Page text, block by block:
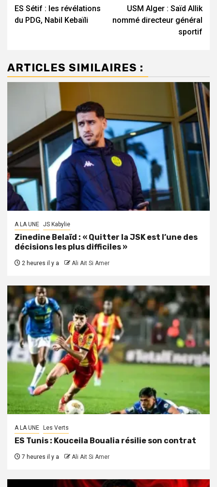
d’article
ES Sétif : les révélations
du PDG, Nabil Kebaïli
USM Alger : Saïd Allik
nommé directeur général
sportif
ARTICLES SIMILAIRES :
A LA UNE JS Kabylie
Zinedine Belaïd : « Quitter la JSK est l’une des
décisions les plus difficiles »
2 heures il y a Ali Ait Si Amer
A LA UNE Les Verts
ES Tunis : Kouceila Boualia résilie son contrat
7 heures il y a Ali Ait Si Amer